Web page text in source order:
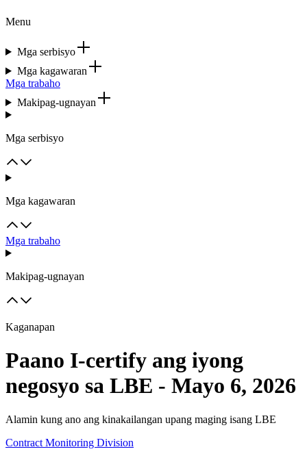
Menu
Mga serbisyo
Mga kagawaran
Mga trabaho
Makipag-ugnayan
Mga serbisyo
Mga kagawaran
Mga trabaho
Makipag-ugnayan
Kaganapan
Paano I-certify ang iyong
negosyo sa LBE - Mayo 6, 2026
Alamin kung ano ang kinakailangan upang maging isang LBE
Contract Monitoring Division